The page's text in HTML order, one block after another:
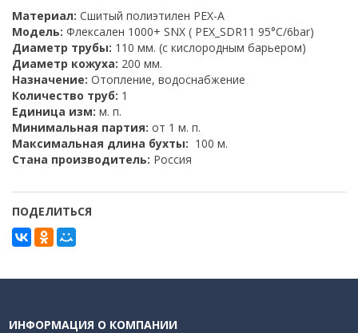
Материал: Сшитый полиэтилен PEX-A
Модель: Флексален 1000+ SNX ( PEX_SDR11 95°C/6bar)
Диаметр трубы: 110 мм. (с кислородным барьером)
Диаметр кожуха: 200 мм.
Назначение: Отопление, водоснабжение
Количество труб: 1
Единица изм: м. п.
Минимальная партия: от 1 м. п.
Максимальная длина бухты: 100 м.
Стана производитель: Россия
ПОДЕЛИТЬСЯ
ИНФОРМАЦИЯ О КОМПАНИИ